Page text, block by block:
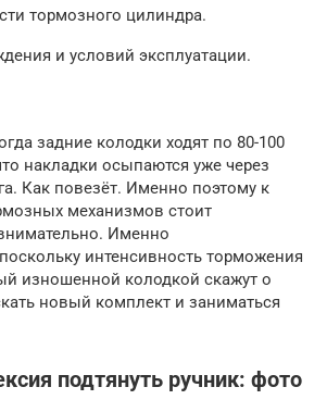
тормозного цилиндра.
и условий эксплуатации.
задние колодки ходят по 80-100
накладки осыпаются уже через
Как повезёт. Именно поэтому к
механизмов стоит
Именно
интенсивность торможения
изношенной колодкой скажут о
новый комплект и заниматься
подтянуть ручник: фото